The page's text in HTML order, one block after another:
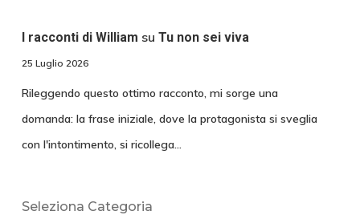
I racconti di William su Tu non sei viva
25 Luglio 2026
Rileggendo questo ottimo racconto, mi sorge una
domanda: la frase iniziale, dove la protagonista si sveglia
con l'intontimento, si ricollega…
Seleziona Categoria